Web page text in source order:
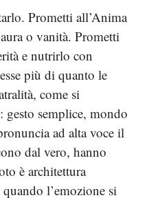
Prometti all’Anima
o vanità. Prometti
e nutrirlo con
più di quanto le
come si
gesto semplice, mondo
ad alta voce il
dal vero, hanno
è architettura
l’emozione si